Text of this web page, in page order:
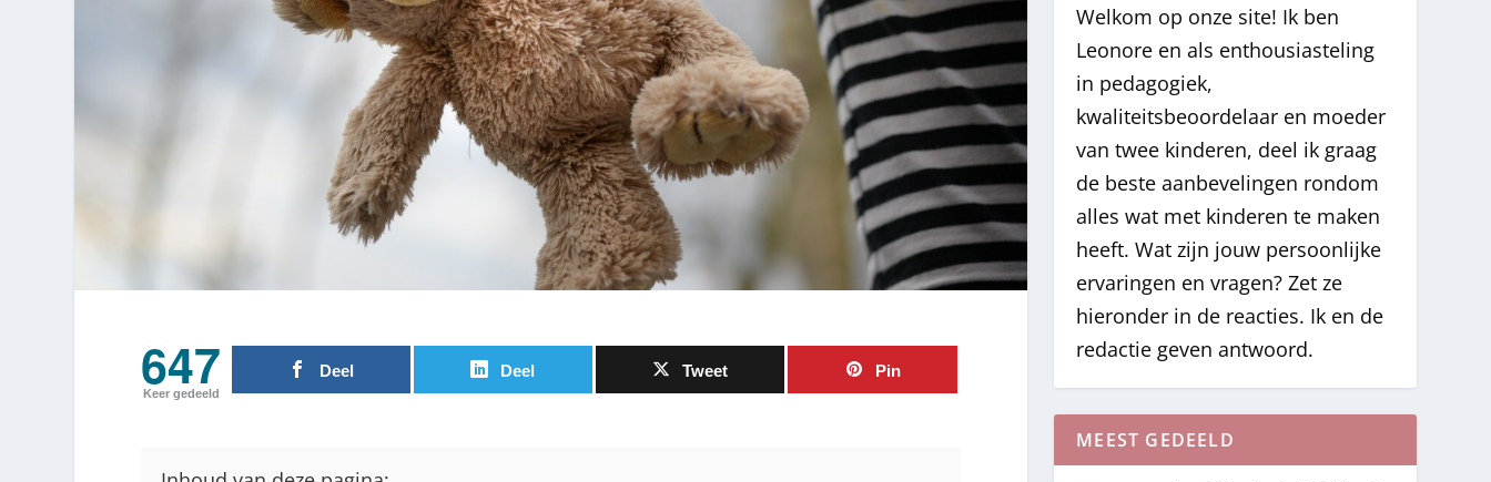
647
Keer gedeeld
Deel Deel Tweet Pin
Welkom op onze site! Ik ben
Leonore en als enthousiasteling
in pedagogiek,
kwaliteitsbeoordelaar en moeder
van twee kinderen, deel ik graag
de beste aanbevelingen rondom
alles wat met kinderen te maken
heeft. Wat zijn jouw persoonlijke
ervaringen en vragen? Zet ze
hieronder in de reacties. Ik en de
redactie geven antwoord.
MEEST GEDEELD